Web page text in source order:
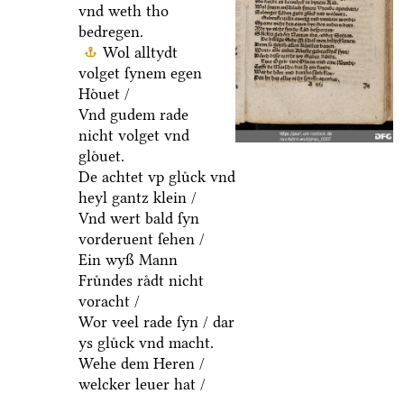
vnd weth tho
bedregen.
Wol alltydt
volget ſynem egen
Hoͤuet /
Vnd gudem rade
nicht volget vnd
gloͤuet.
De achtet vp gluͤck vnd
heyl gantz klein /
Vnd wert bald ſyn
vorderuent ſehen /
Ein wyß Mann
Fruͤndes raͤdt nicht
voracht /
Wor veel rade ſyn / dar
ys gluͤck vnd macht.
Wehe dem Heren /
welcker leuer hat /